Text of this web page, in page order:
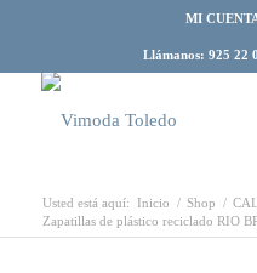
MI
Llámanos: 925 22
Usted está aquí: Inicio / Shop /
Zapatillas de plástico reciclado RIO